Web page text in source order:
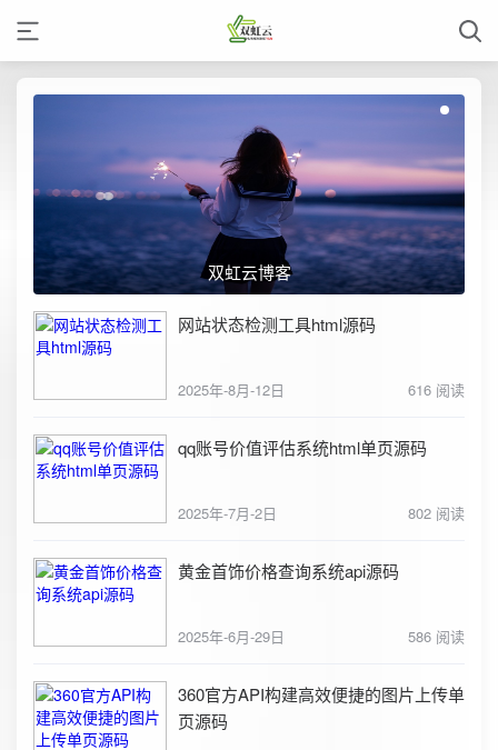
双虹云博客
网站状态检测工具html源码
2025年-8月-12日 616 阅读
qq账号价值评估系统html单页源码
2025年-7月-2日 802 阅读
黄金首饰价格查询系统api源码
2025年-6月-29日 586 阅读
360官方API构建高效便捷的图片上传单
页源码